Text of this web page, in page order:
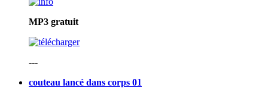
MP3 gratuit
---
couteau lancé dans corps 01